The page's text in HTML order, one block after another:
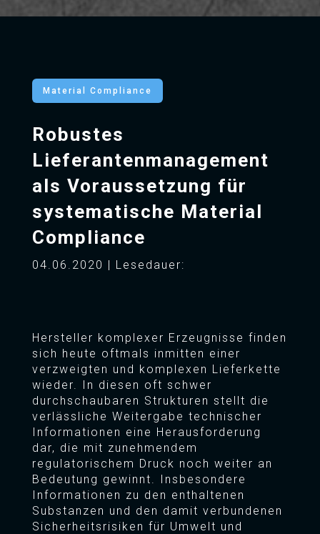
Material Compliance
Robustes
Lieferantenmanagement
als Voraussetzung für
systematische Material
Compliance
04.06.2020 | Lesedauer:
Hersteller komplexer Erzeugnisse finden
sich heute oftmals inmitten einer
verzweigten und komplexen Lieferkette
wieder. In diesen oft schwer
durchschaubaren Strukturen stellt die
verlässliche Weitergabe technischer
Informationen eine Herausforderung
dar, die mit zunehmendem
regulatorischem Druck noch weiter an
Bedeutung gewinnt. Insbesondere
Informationen zu den enthaltenen
Substanzen und den damit verbundenen
Sicherheitsrisiken für Umwelt und